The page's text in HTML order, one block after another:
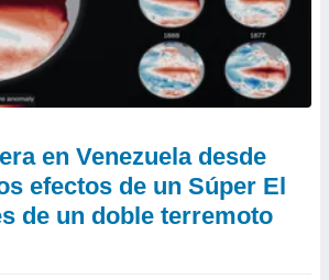
en Venezuela desde
efectos de un Súper El
de un doble terremoto